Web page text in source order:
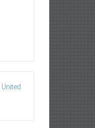
United